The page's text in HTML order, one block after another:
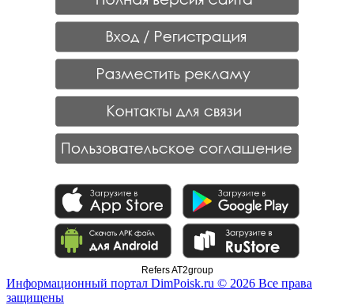
Refers AT2group
Информационный портал DimPoisk.ru © 2026 Все права
защищены